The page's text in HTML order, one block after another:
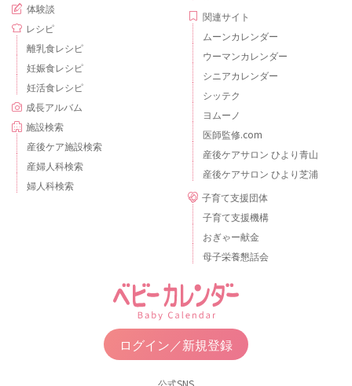
体験談
レシピ
離乳食レシピ
妊娠食レシピ
妊活食レシピ
成長アルバム
施設検索
産後ケア施設検索
産婦人科検索
婦人科検索
関連サイト
ムーンカレンダー
ウーマンカレンダー
シニアカレンダー
シッテク
ヨムーノ
医師監修.com
産後ケアサロン ひより青山
産後ケアサロン ひより芝浦
子育て支援団体
子育て支援機構
おぎゃー献金
母子栄養懇話会
ログイン／新規登録